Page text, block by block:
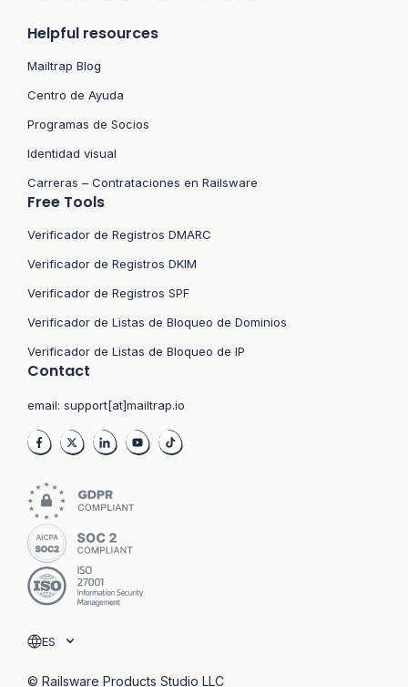
Helpful resources
Mailtrap Blog
Centro de Ayuda
Programas de Socios
Identidad visual
Carreras – Contrataciones en Railsware
Free Tools
Verificador de Registros DMARC
Verificador de Registros DKIM
Verificador de Registros SPF
Verificador de Listas de Bloqueo de Dominios
Verificador de Listas de Bloqueo de IP
Contact
email: support[at]mailtrap.io
ES
© Railsware Products Studio LLC